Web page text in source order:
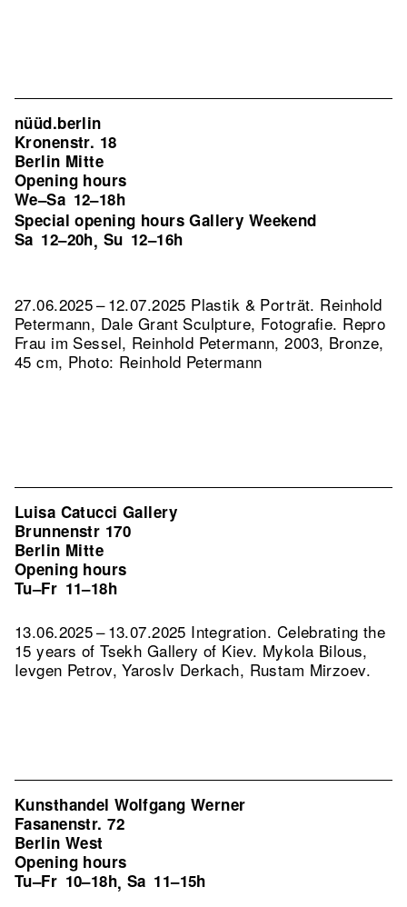
nüüd.berlin
Kronenstr. 18
Berlin Mitte
Opening hours
We–Sa 12–18h
Special opening hours Gallery Weekend
Sa 12–20h, Su 12–16h
27.06.2025 – 12.07.2025 Plastik & Porträt. Reinhold
Petermann, Dale Grant Sculpture, Fotografie. Repro
Frau im Sessel, Reinhold Petermann, 2003, Bronze,
45 cm, Photo: Reinhold Petermann
Luisa Catucci Gallery
Brunnenstr 170
Berlin Mitte
Opening hours
Tu–Fr 11–18h
13.06.2025 – 13.07.2025 Integration. Celebrating the
15 years of Tsekh Gallery of Kiev. Mykola Bilous,
Ievgen Petrov, Yaroslv Derkach, Rustam Mirzoev.
Kunsthandel Wolfgang Werner
Fasanenstr. 72
Berlin West
Opening hours
Tu–Fr 10–18h, Sa 11–15h